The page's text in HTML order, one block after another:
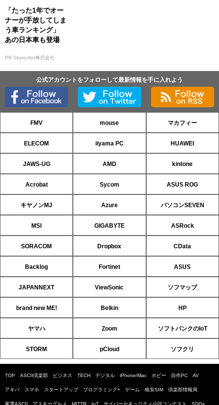
「たった1年でオー
ナーが手放してしま
う車ランキング」
あの日本車も登場
PR Skyrocket株式会社
公式アカウントをフォローして最新情報を手に入れよう
FMV mouse マカフィー
ELECOM iiyama PC HUAWEI
JAWS-UG AMD kintone
Acrobat Sycom ASUS ROG
キヤノンMJ Azure パソコンSEVEN
MSI GIGABYTE ASRock
SORACOM Dropbox CData
Backlog Fortinet ASUS
JAPANNEXT ViewSonic ソフマップ
brand new ME! Belkin HP
ヤマハ Zoom ソフトバンクのIoT
STORM pCloud ソフクリ
TOP ASCII倶楽部 ビジネス TECH デジタル iPhone/Mac ホビー 自作PC AV
アキバ スマホ スタートアップ プログラミング+ ゲーム 格安SIM 倶楽部情報局